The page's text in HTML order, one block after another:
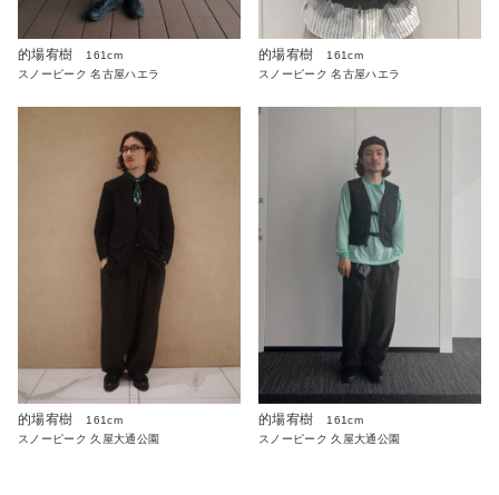
的場宥樹
161cm
スノーピーク 名古屋ハエラ
的場宥樹
161cm
スノーピーク 名古屋ハエラ
的場宥樹
161cm
スノーピーク 久屋大通公園
的場宥樹
161cm
スノーピーク 久屋大通公園